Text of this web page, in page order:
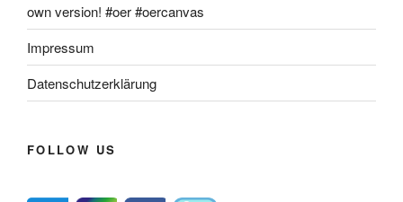
own version! #oer #oercanvas
Impressum
Datenschutzerklärung
FOLLOW US